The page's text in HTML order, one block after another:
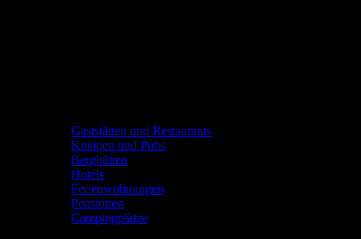
Gaststätten und Restaurants
Kneipen und Pubs
Berghütten
Hotels
Ferienwohnungen
Pensionen
Campingplätze